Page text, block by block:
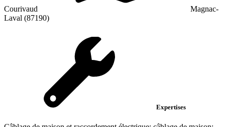
Courivaud
Magnac-
Laval (87190)
Expertises